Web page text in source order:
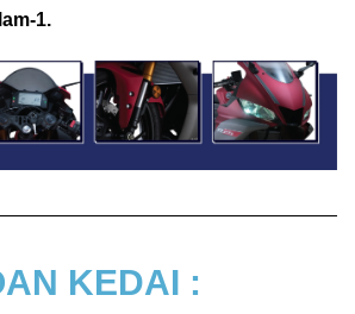
1.
KEDAI :